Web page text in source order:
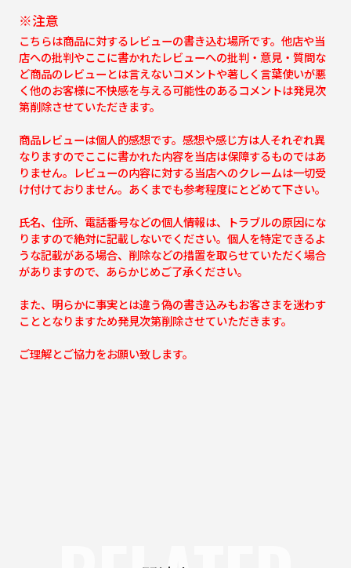
※注意
こちらは商品に対するレビューの書き込む場所です。他店や当
店への批判やここに書かれたレビューへの批判・意見・質問な
ど商品のレビューとは言えないコメントや著しく言葉使いが悪
く他のお客様に不快感を与える可能性のあるコメントは発見次
第削除させていただきます。
商品レビューは個人的感想です。感想や感じ方は人それぞれ異
なりますのでここに書かれた内容を当店は保障するものではあ
りません。レビューの内容に対する当店へのクレームは一切受
け付けておりません。あくまでも参考程度にとどめて下さい。
氏名、住所、電話番号などの個人情報は、トラブルの原因にな
りますので絶対に記載しないでください。個人を特定できるよ
うな記載がある場合、削除などの措置を取らせていただく場合
がありますので、あらかじめご了承ください。
また、明らかに事実とは違う偽の書き込みもお客さまを迷わす
こととなりますため発見次第削除させていただきます。
ご理解とご協力をお願い致します。